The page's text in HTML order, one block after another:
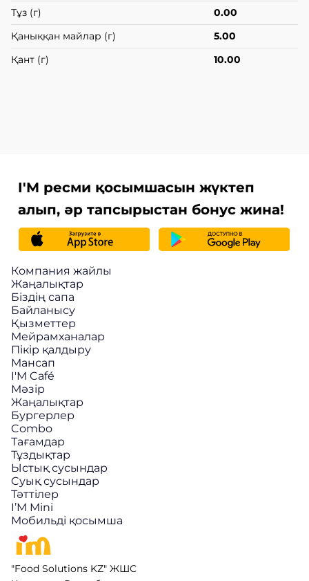
Тұз (г)
0.00
Қаныққан майлар (г)
5.00
Қант (г)
10.00
I'M ресми қосымшасын жүктеп
алып, әр тапсырыстан бонус жина!
Компания жайлы
Жаңалықтар
Біздің сапа
Байланысу
Қызметтер
Мейрамханалар
Пікір қалдыру
Мансап
I'M Café
Мәзір
Жаңалықтар
Бургерлер
Combo
Тағамдар
Тұздықтар
Ыстық сусындар
Cуық сусындар
Тәттілер
I’M Mini
Мобильді қосымша
"Food Solutions KZ" ЖШС